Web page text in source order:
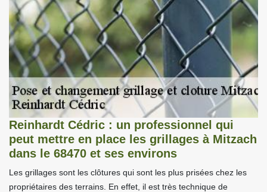
Reinhardt Cédric : un professionnel qui
peut mettre en place les grillages à Mitzach
dans le 68470 et ses environs
Les grillages sont les clôtures qui sont les plus prisées chez les
propriétaires des terrains. En effet, il est très technique de